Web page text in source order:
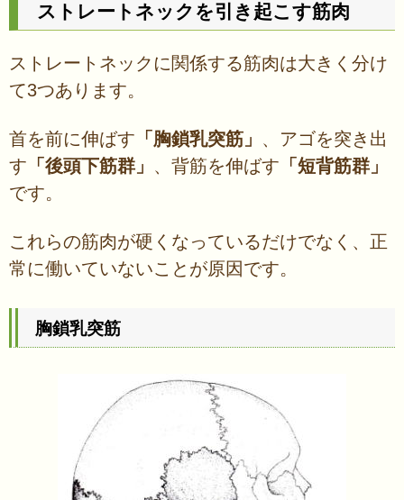
ストレートネックを引き起こす筋肉
ストレートネックに関係する筋肉は大きく分け
て3つあります。
首を前に伸ばす 「胸鎖乳突筋」 、アゴを突き出
す 「後頭下筋群」 、背筋を伸ばす 「短背筋群」
です。
これらの筋肉が硬くなっているだけでなく、正
常に働いていないことが原因です。
胸鎖乳突筋